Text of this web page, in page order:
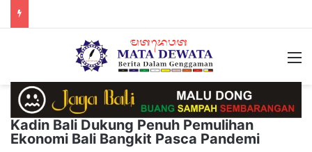
Kadin Bali Dukung Penuh Pemulihan
Ekonomi Bali Bangkit Pasca Pandemi